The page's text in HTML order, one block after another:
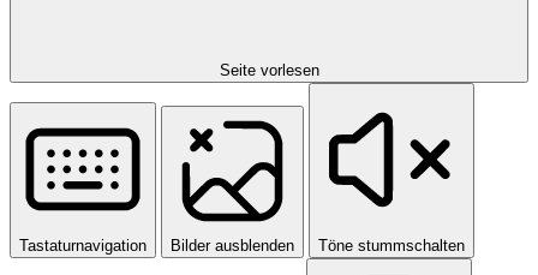
Seite vorlesen
Tastaturnavigation Bilder ausblenden Töne stummschalten